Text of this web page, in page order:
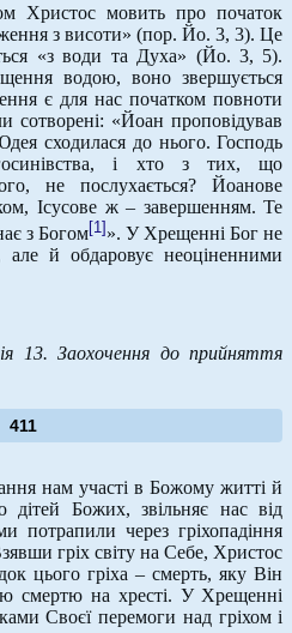
Христос мовить про початок
з висоти» (пор. Йо. 3, 3). Це
«з води та Духа» (Йо. 3, 5).
водою, воно звершується
є для нас початком повноти
сотворені: «Йоан проповідував
сходилася до нього. Господь
і хто з тих, що
не послухається? Йоанове
Ісусове ж – завершенням. Те
з Богом[1] ». У Хрещенні Бог не
але й обдаровує неоціненними
13. Заохочення до прийняття
411
нам участі в Божому житті й
Божих, звільняє нас від
потрапили через гріхопадіння
гріх світу на Себе, Христос
цього гріха – смерть, яку Він
смертю на хресті. У Хрещенні
Своєї перемоги над гріхом і